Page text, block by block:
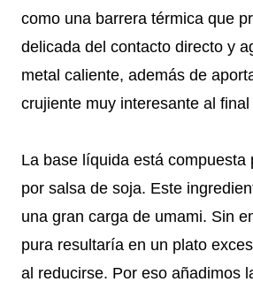
como una barrera térmica que
delicada del contacto directo y
metal caliente, además de
crujiente muy interesante al
La base líquida está compuesta
por salsa de soja. Este
una gran carga de umami. Sin
pura resultaría en un plato
al reducirse. Por eso añadimos